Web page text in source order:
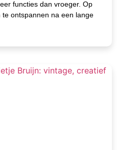
functies dan vroeger. Op
ontspannen na een lange